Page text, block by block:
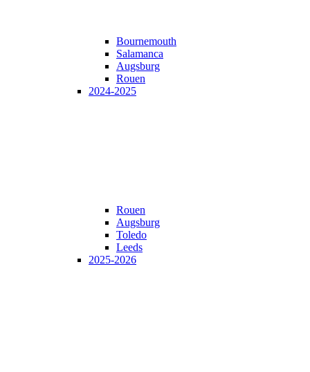
Bournemouth
Salamanca
Augsburg
Rouen
2024-2025
Rouen
Augsburg
Toledo
Leeds
2025-2026